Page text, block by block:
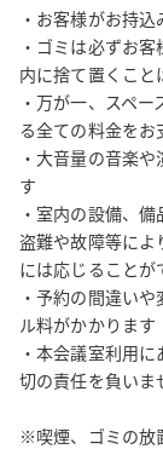
・お客様がお持
・ゴミは必ずお
内に捨て置くこと
・万が一、スペ
る全ての料金をお
・大音量の音楽
す
・室内の設備、
盗難や故障等によ
には応じること
・予約の間違い
ル料がかかります
・本会議室利用
切の責任を負いま
※喫煙、ゴミの放